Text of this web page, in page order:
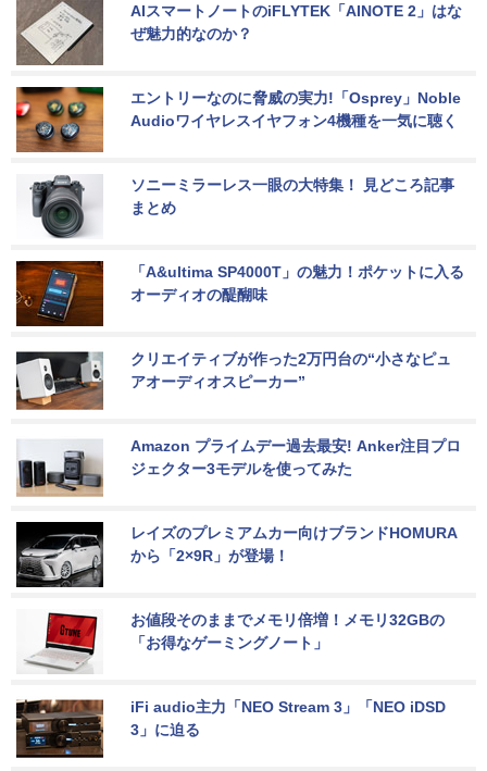
AIスマートノートのiFLYTEK「AINOTE 2」はな
ぜ魅力的なのか？
エントリーなのに脅威の実力!「Osprey」Noble
Audioワイヤレスイヤフォン4機種を一気に聴く
ソニーミラーレス一眼の大特集！ 見どころ記事
まとめ
「A&ultima SP4000T」の魅力！ポケットに入る
オーディオの醍醐味
クリエイティブが作った2万円台の“小さなピュ
アオーディオスピーカー”
Amazon プライムデー過去最安! Anker注目プロ
ジェクター3モデルを使ってみた
レイズのプレミアムカー向けブランドHOMURA
から「2×9R」が登場！
お値段そのままでメモリ倍増！メモリ32GBの
「お得なゲーミングノート」
iFi audio主力「NEO Stream 3」「NEO iDSD
3」に迫る